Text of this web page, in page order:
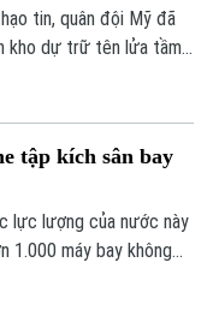
tin, quân đội Mỹ đã
kho dự trữ tên lửa tầm
các cuộc xung đột
tập kích sân bay
lực lượng của nước này
1.000 máy bay không